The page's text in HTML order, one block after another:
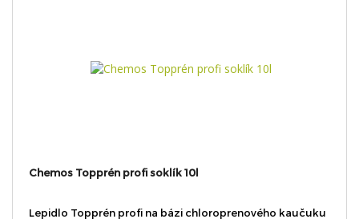
Chemos Topprén profi soklík 10l
Lepidlo Topprén profi na bázi chloroprenového kaučuku